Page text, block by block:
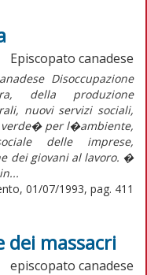
Episcopato canadese
Disoccupazione
della produzione
nuovi servizi sociali,
per l�ambiente,
delle imprese,
dei giovani al lavoro. �
01/07/1993, pag. 411
dei massacri
episcopato canadese